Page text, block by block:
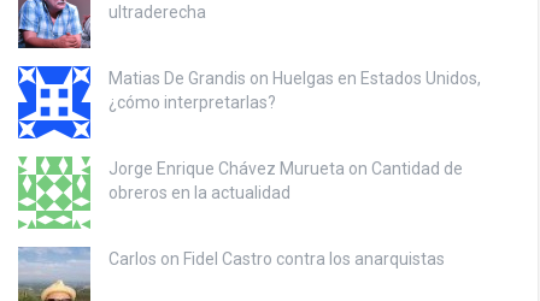
ultraderecha
Matias De Grandis on Huelgas en Estados Unidos,
¿cómo interpretarlas?
Jorge Enrique Chávez Murueta on Cantidad de
obreros en la actualidad
Carlos on Fidel Castro contra los anarquistas